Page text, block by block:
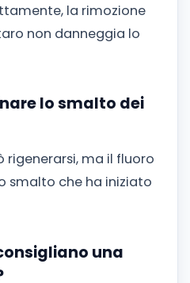
la rimozione
non danneggia lo
lo smalto dei
rigenerarsi, ma il fluoro
smalto che ha iniziato
una